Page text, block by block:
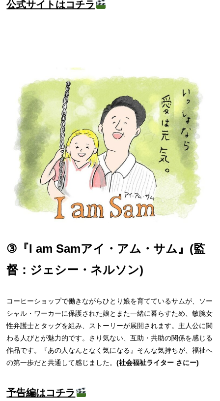
公式サイトはコチラ
③『I am Samアイ・アム・サム』(監
督：ジェシー・ネルソン)
コーヒーショップで働きながらひとり娘を育てているサムが、ソー
シャル・ワーカーに保護された娘とまた一緒に暮らすため、敏腕女
性弁護士とタッグを組み、ストーリーが展開されます。主人公に関
わる人びとが魅力的です。さり気ない、互助・共助の関係を感じる
作品です。『あの人なんとなく気になる』そんな気持ちが、福祉へ
の第一歩だと共通して感じました。(社会福祉ライター さにー)
予告編はコチラ